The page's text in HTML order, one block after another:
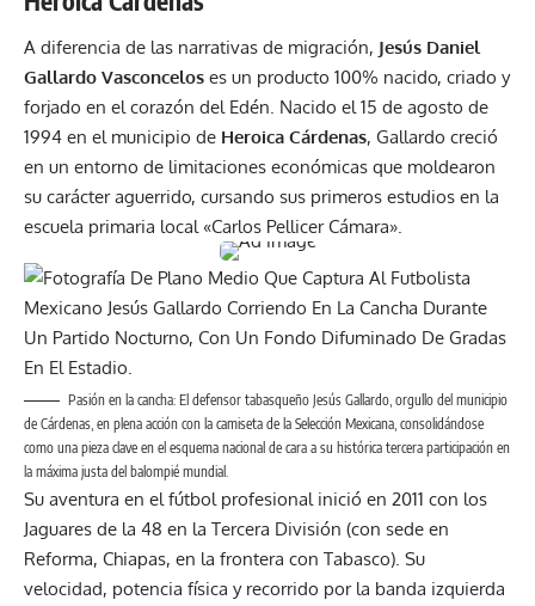
A diferencia de las narrativas de migración, Jesús Daniel
Gallardo Vasconcelos es un producto 100% nacido, criado y
forjado en el corazón del Edén. Nacido el 15 de agosto de
1994 en el municipio de Heroica Cárdenas, Gallardo creció
en un entorno de limitaciones económicas que moldearon
su carácter aguerrido, cursando sus primeros estudios en la
escuela primaria local «Carlos Pellicer Cámara».
Pasión en la cancha: El defensor tabasqueño Jesús Gallardo, orgullo del municipio
de Cárdenas, en plena acción con la camiseta de la Selección Mexicana, consolidándose
como una pieza clave en el esquema nacional de cara a su histórica tercera participación en
la máxima justa del balompié mundial.
Su aventura en el fútbol profesional inició en 2011 con los
Jaguares de la 48 en la Tercera División (con sede en
Reforma, Chiapas, en la frontera con Tabasco). Su
velocidad, potencia física y recorrido por la banda izquierda